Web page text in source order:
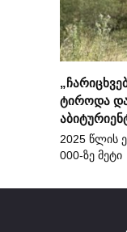
ტიროდა
2025 წლის
000-ზე მეტი